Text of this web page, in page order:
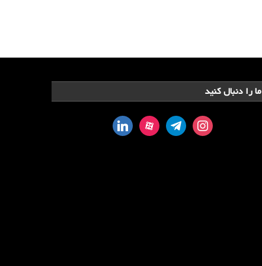
ما را دنبال کنید
instagram
telegram
aparat
linkedin